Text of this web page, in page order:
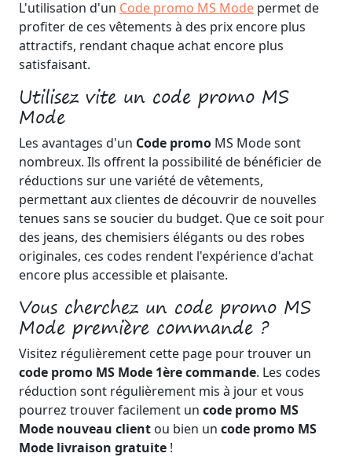
L'utilisation d'un Code promo MS Mode permet de
profiter de ces vêtements à des prix encore plus
attractifs, rendant chaque achat encore plus
satisfaisant.
Utilisez vite un code promo MS
Mode
Les avantages d'un Code promo MS Mode sont
nombreux. Ils offrent la possibilité de bénéficier de
réductions sur une variété de vêtements,
permettant aux clientes de découvrir de nouvelles
tenues sans se soucier du budget. Que ce soit pour
des jeans, des chemisiers élégants ou des robes
originales, ces codes rendent l'expérience d'achat
encore plus accessible et plaisante.
Vous cherchez un code promo MS
Mode première commande ?
Visitez régulièrement cette page pour trouver un
code promo MS Mode 1ère commande. Les codes
réduction sont régulièrement mis à jour et vous
pourrez trouver facilement un code promo MS
Mode nouveau client ou bien un code promo MS
Mode livraison gratuite !